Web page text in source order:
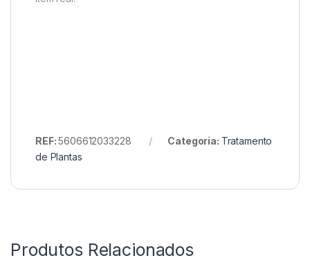
REF:5606612033228 Categoria: Tratamento
de Plantas
Produtos Relacionados